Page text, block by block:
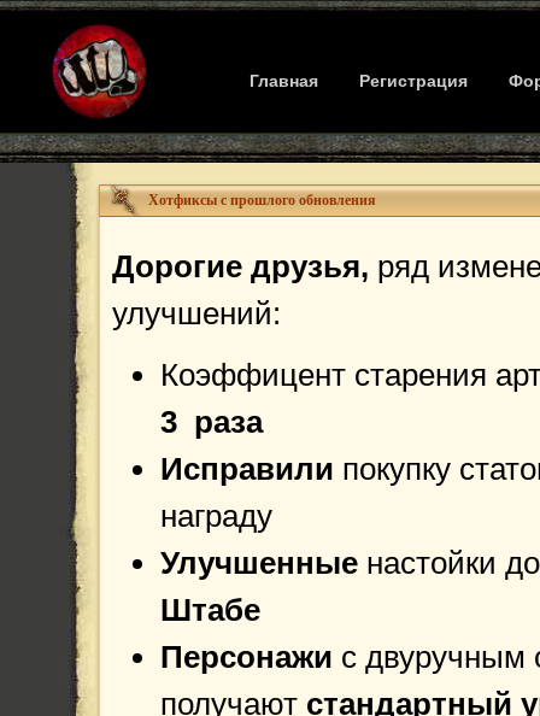
Главная Регистрация
Хотфиксы с прошлого обновления
Дорогие друзья, ряд
улучшений:
Коэффицент старения
3 раза
Исправили покупку
награду
Улучшенные настойки
Штабе
Персонажи с двуручным
получают стандартный